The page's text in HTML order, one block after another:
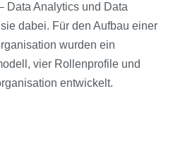
Data Analytics und Data
dabei. Für den Aufbau einer
wurden ein
vier Rollenprofile und
entwickelt.